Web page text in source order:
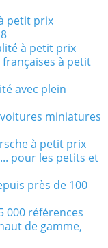
petit prix
à petit prix
à petit
avec plein
miniatures
à petit prix
pour les petits et
près de 100
000 références
de gamme,